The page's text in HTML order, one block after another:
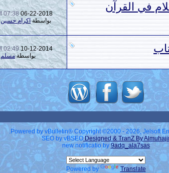
في القرآن
06-22-2018
07:38 PM
بواسطةاكرام حسين
10-12-2014
02:49 PM
بواسطةمسلم
Powered by vBulletin® Copyright ©2000 - 2026, Jelsoft
SEO by vBSEODesigned & TranZ By
new notificatio by9adq_ala7sas
Powered by
Translate